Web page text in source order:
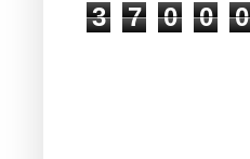
3 7 0 0 0